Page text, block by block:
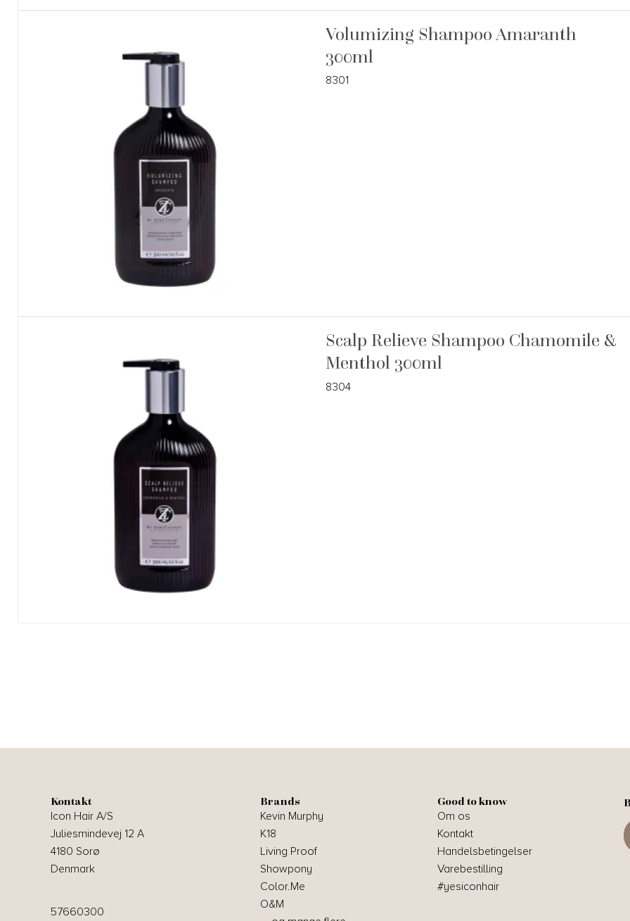
Volumizing Shampoo Amaranth
300ml
8301
Scalp Relieve Shampoo Chamomile &
Menthol 300ml
8304
Kontakt
Icon Hair A/S
Juliesmindevej 12 A
4180 Sorø
Denmark
57660300
Brands
Kevin Murphy
K18
Living Proof
Showpony
Color.Me
O&M
Good to know
Om os
Kontakt
Handelsbetingelser
Varebestilling
#yesiconhair